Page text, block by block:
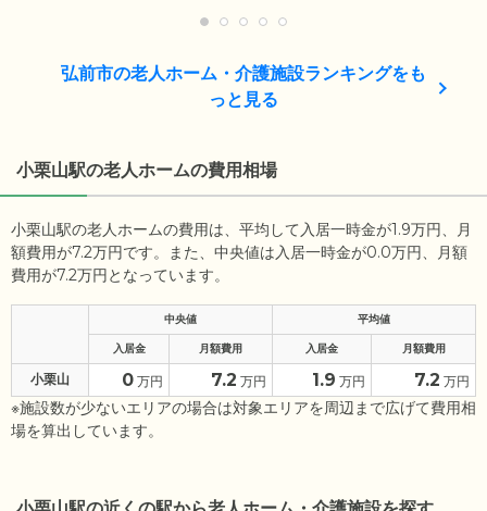
弘前市の老人ホーム・介護施設ランキングをも
っと見る
小栗山駅の老人ホームの費用相場
小栗山駅の老人ホームの費用は、平均して入居一時金が1.9万円、月
額費用が7.2万円です。また、中央値は入居一時金が0.0万円、月額
費用が7.2万円となっています。
中央値 平均値
入居金 月額費用 入居金 月額費用
小栗山 0 万円 7.2 万円 1.9 万円 7.2 万円
※施設数が少ないエリアの場合は対象エリアを周辺まで広げて費用相
場を算出しています。